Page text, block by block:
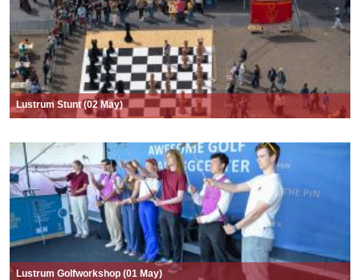
Lustrum Stunt (02 May)
Lustrum Golfworkshop (01 May)